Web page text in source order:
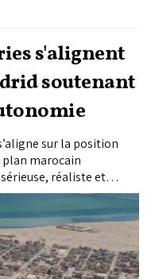
s'alignent
soutenant
sur la position
marocain
réaliste et
autour du Sahara
de Gran Canaria, le